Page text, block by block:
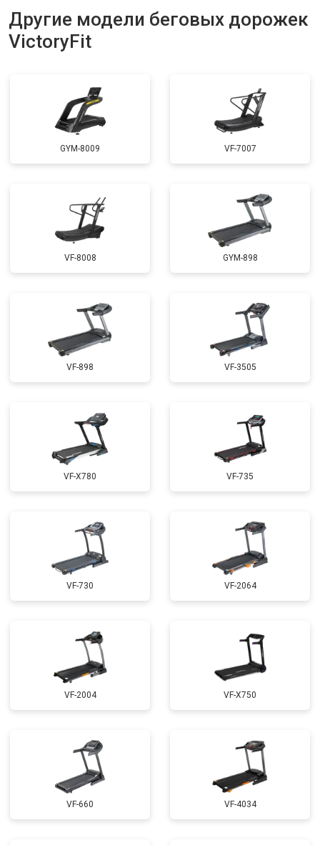
Другие модели беговых дорожек
VictoryFit
GYM-8009 VF-7007
VF-8008 GYM-898
VF-898 VF-3505
VF-X780 VF-735
VF-730 VF-2064
VF-2004 VF-X750
VF-660 VF-4034